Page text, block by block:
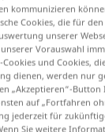
kommunizieren
Cookies, die für
unserer
Vorauswahl
und Cookies,
dienen, werden nur
„Akzeptieren“-
auf „Fortfahren
jederzeit für
Sie weitere